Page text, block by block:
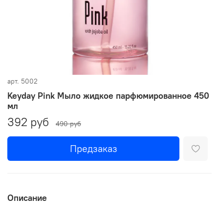
арт. 5002
Keyday Pink Мыло жидкое парфюмированное 450
мл
392 руб 490 руб
Предзаказ
Описание